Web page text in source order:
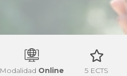
Modalidad Online 5 ECTS